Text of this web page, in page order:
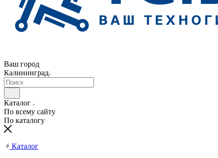
Ваш город
Калининград
Каталог
По всему сайту
По каталогу
Каталог